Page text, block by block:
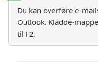
Du kan overføre e-
Outlook. Kladde-
til F2.